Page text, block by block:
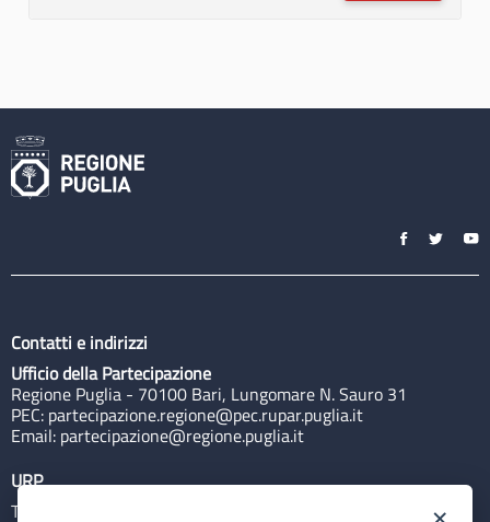
Contatti e indirizzi
Ufficio della Partecipazione
Regione Puglia - 70100 Bari, Lungomare N. Sauro 31
PEC: partecipazione.regione@pec.rupar.puglia.it
Email: partecipazione@regione.puglia.it
URP
Tel: 800713939